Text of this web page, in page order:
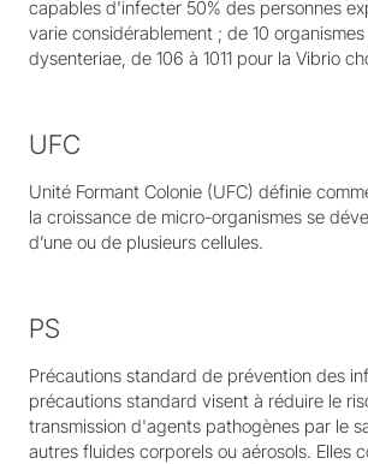
capables d'infecter 50% des personnes
varie considérablement ; de 10
dysenteriae, de 106 à 1011 pour la Vibrio
UFC
Unité Formant Colonie (UFC) définie
la croissance de micro-organismes se
d’une ou de plusieurs cellules.
PS
Précautions standard de prévention des
précautions standard visent à réduire le
transmission d'agents pathogènes par le
autres fluides corporels ou aérosols. Elles